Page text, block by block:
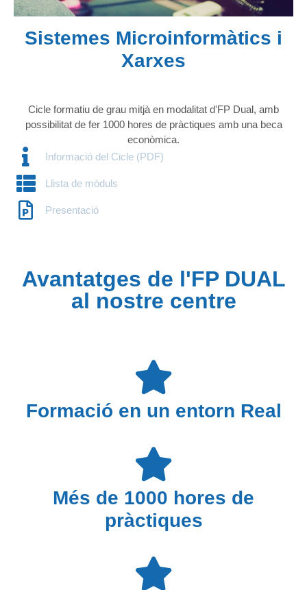
Sistemes Microinformàtics i
Xarxes
Cicle formatiu de grau mitjà en modalitat d'FP Dual, amb
possibilitat de fer 1000 hores de pràctiques amb una beca
econòmica.
Informació del Cicle (PDF)
Llista de mòduls
Presentació
Avantatges de l'FP DUAL
al nostre centre
Formació en un entorn Real
Més de 1000 hores de
pràctiques